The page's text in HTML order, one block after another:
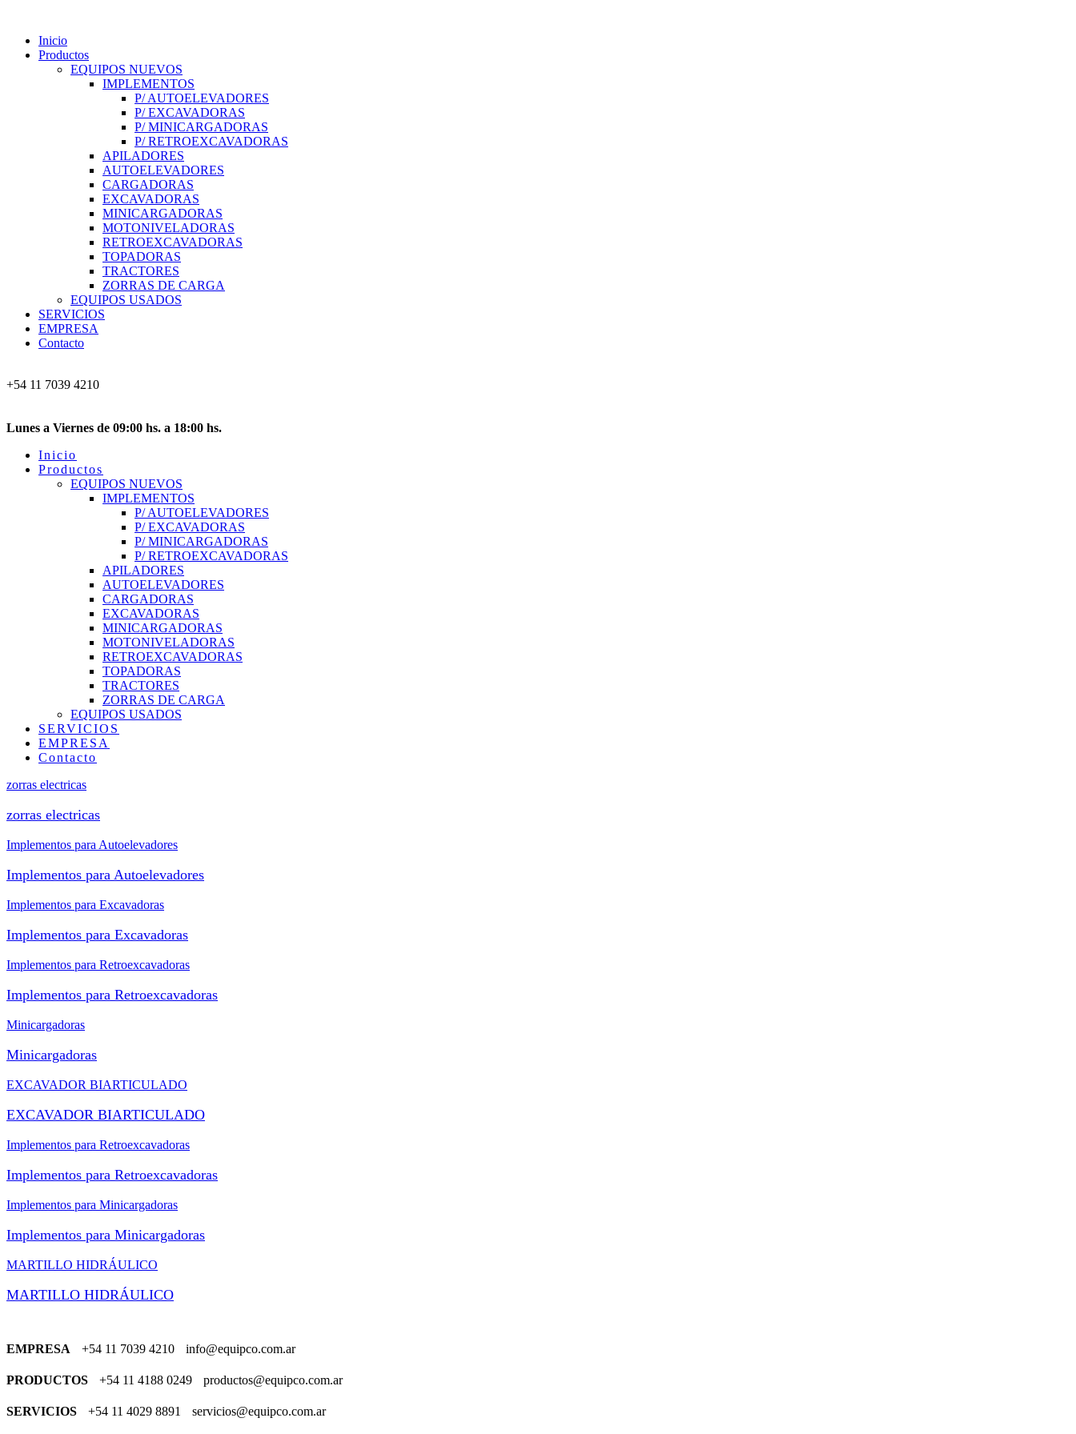
Inicio
Productos
EQUIPOS NUEVOS
IMPLEMENTOS
P/ AUTOELEVADORES
P/ EXCAVADORAS
P/ MINICARGADORAS
P/ RETROEXCAVADORAS
APILADORES
AUTOELEVADORES
CARGADORAS
EXCAVADORAS
MINICARGADORAS
MOTONIVELADORAS
RETROEXCAVADORAS
TOPADORAS
TRACTORES
ZORRAS DE CARGA
EQUIPOS USADOS
SERVICIOS
EMPRESA
Contacto
+54 11 7039 4210
Lunes a Viernes de 09:00 hs. a 18:00 hs.
Inicio
Productos
EQUIPOS NUEVOS
IMPLEMENTOS
P/ AUTOELEVADORES
P/ EXCAVADORAS
P/ MINICARGADORAS
P/ RETROEXCAVADORAS
APILADORES
AUTOELEVADORES
CARGADORAS
EXCAVADORAS
MINICARGADORAS
MOTONIVELADORAS
RETROEXCAVADORAS
TOPADORAS
TRACTORES
ZORRAS DE CARGA
EQUIPOS USADOS
SERVICIOS
EMPRESA
Contacto
zorras electricas
zorras electricas
Implementos para Autoelevadores
Implementos para Autoelevadores
Implementos para Excavadoras
Implementos para Excavadoras
Implementos para Retroexcavadoras
Implementos para Retroexcavadoras
Minicargadoras
Minicargadoras
EXCAVADOR BIARTICULADO
EXCAVADOR BIARTICULADO
Implementos para Retroexcavadoras
Implementos para Retroexcavadoras
Implementos para Minicargadoras
Implementos para Minicargadoras
MARTILLO HIDRÁULICO
MARTILLO HIDRÁULICO
EMPRESA +54 11 7039 4210 info@equipco.com.ar
PRODUCTOS +54 11 4188 0249 productos@equipco.com.ar
SERVICIOS +54 11 4029 8891 servicios@equipco.com.ar